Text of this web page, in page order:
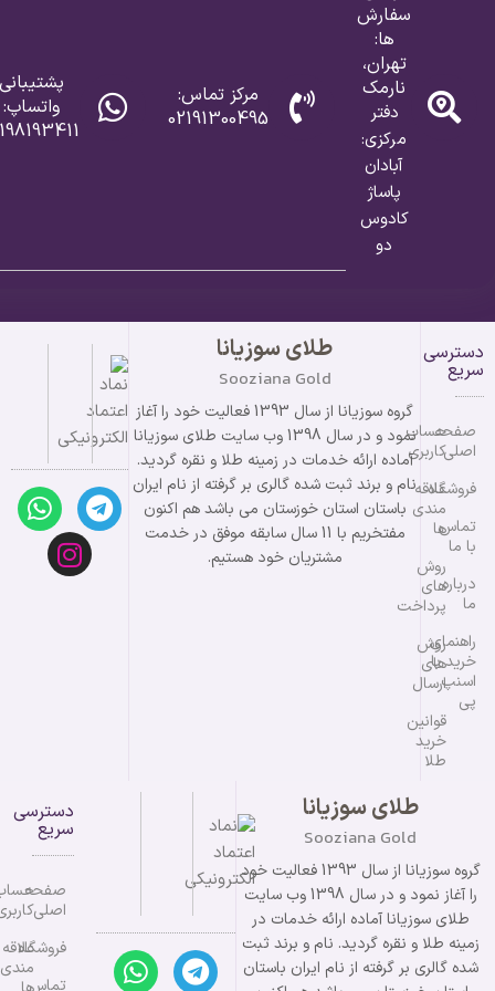
سفارش
ها:
تهران،
نارمک
دفتر
مرکزی:
آبادان
پاساژ
کادوس
دو
مرکز تماس:
02191300495
واتساپ:
دسترسی
سریع
صفحه
اصلی
فروشگاه
تماس
با ما
درباره
ما
راهنمای
خرید با
اسنپ
پی
حساب
کاربری
علاقه
مندی
ها
روش
های
پرداخت
روش
های
ارسال
قوانین
خرید
طلا
طلای سوزیانا
Sooziana Gold
گروه سوزیانا از سال 1393 فعالیت خود را آغاز
نمود و در سال 1398 وب سایت طلای سوزیانا
آماده ارائه خدمات در زمینه طلا و نقره گردید.
نام و برند ثبت شده گالری بر گرفته از نام ایران
باستان استان خوزستان می باشد هم اکنون
مفتخریم با 11 سال سابقه موفق در خدمت
مشتریان خود هستیم.
طلای سوزیانا
Sooziana Gold
گروه سوزیانا از سال 1393 فعالیت خود
را آغاز نمود و در سال 1398 وب سایت
طلای سوزیانا آماده ارائه خدمات در
زمینه طلا و نقره گردید. نام و برند ثبت
شده گالری بر گرفته از نام ایران باستان
دسترسی
سریع
صفحه
اصلی
فروشگاه
تماس
علاقه
مندی